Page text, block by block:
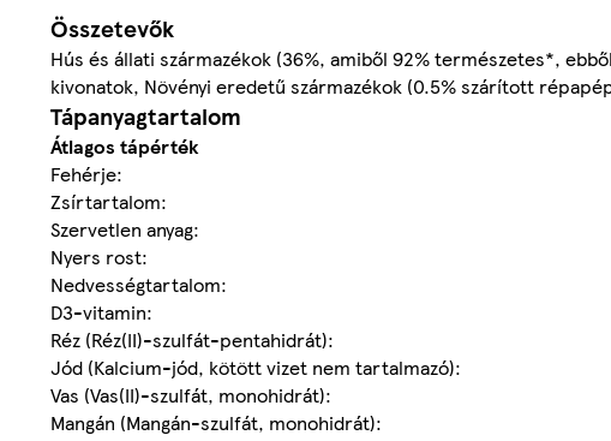
Összetevők
Hús és állati származékok (36%, amiből 92% természetes*,
kivonatok, Növényi eredetű származékok (0.5% szárított
Tápanyagtartalom
Átlagos tápérték
Fehérje:
Zsírtartalom:
Szervetlen anyag:
Nyers rost:
Nedvességtartalom:
D3-vitamin:
Réz (Réz(II)-szulfát-pentahidrát):
Jód (Kalcium-jód, kötött vizet nem tartalmazó):
Vas (Vas(II)-szulfát, monohidrát):
Mangán (Mangán-szulfát, monohidrát):